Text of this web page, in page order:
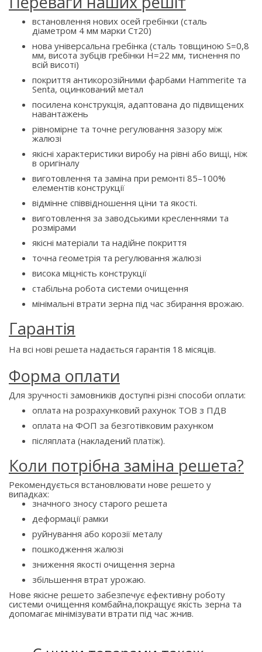
встановлення нових осей гребінки (сталь
діаметром 4 мм марки Ст20)
нова універсальна гребінка (сталь товщиною S=0,8
мм, висота зубців гребінки H=22 мм, тиснення по
всій висоті)
покриття антикорозійними фарбами Hammerite та
Senta, оцинкований метал
посилена конструкція, адаптована до підвищених
навантажень
рівномірне та точне регулювання зазору між
жалюзі
якісні характеристики виробу на рівні або вищі, ніж
в оригіналу
виготовлення та заміна при ремонті 85–100%
елементів конструкції
відмінне співвідношення ціни та якості.
виготовлення за заводськими кресленнями та
розмірами
якісні матеріали та надійне покриття
точна геометрія та регулювання жалюзі
висока міцність конструкції
стабільна робота системи очищення
мінімальні втрати зерна під час збирання врожаю.
Гарантія
На всі нові решета надається гарантія 18 місяців.
Форма оплати
Для зручності замовників доступні різні способи оплати:
оплата на розрахунковий рахунок ТОВ з ПДВ
оплата на ФОП за безготівковим рахунком
післяплата (накладений платіж).
Коли потрібна заміна решета?
Рекомендується встановлювати нове решето у
випадках:
значного зносу старого решета
деформації рамки
руйнування або корозії металу
пошкодження жалюзі
зниження якості очищення зерна
збільшення втрат урожаю.
Нове якісне решето забезпечує ефективну роботу
системи очищення комбайна,покращує якість зерна та
допомагає мінімізувати втрати під час жнив.